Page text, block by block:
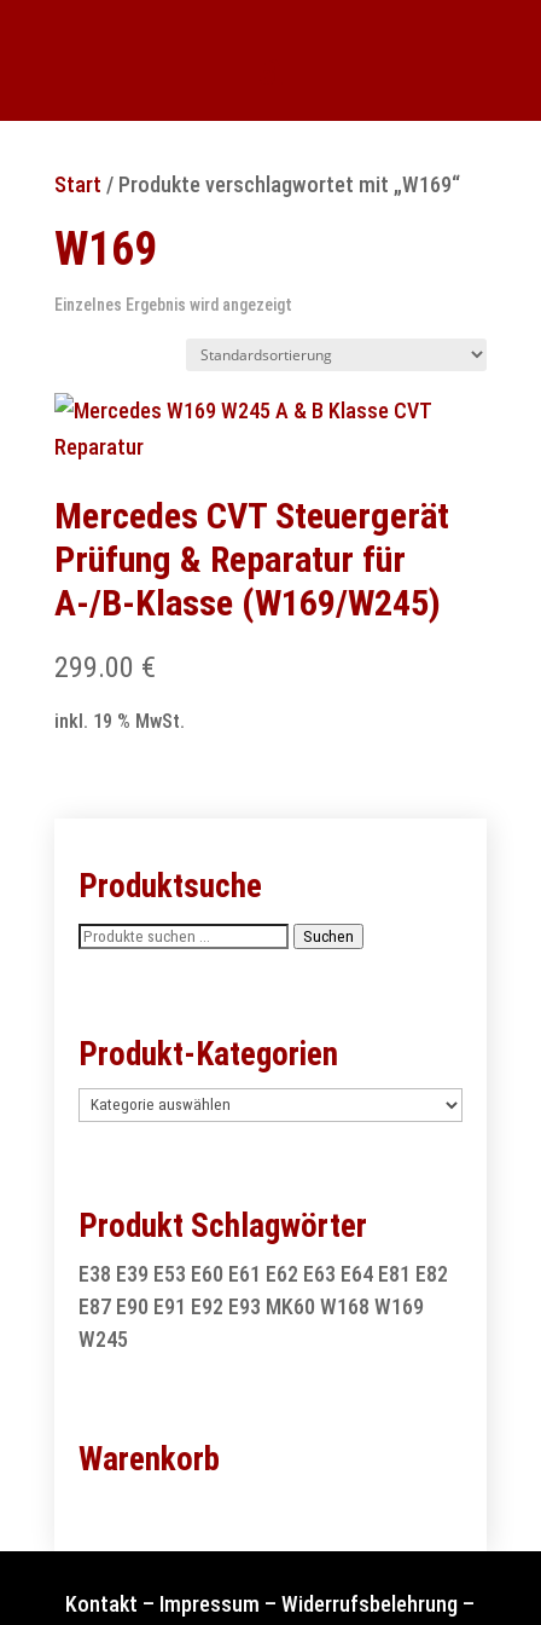
Start / Produkte verschlagwortet mit „W169“
W169
Einzelnes Ergebnis wird angezeigt
Mercedes CVT Steuergerät
Prüfung & Reparatur für
A-/B-Klasse (W169/W245)
299.00 €
inkl. 19 % MwSt.
Produktsuche
Suchen
Suchen
Produkt-Kategorien
Produkt Schlagwörter
E38 E39 E53 E60 E61 E62 E63 E64 E81 E82
E87 E90 E91 E92 E93 MK60 W168 W169
W245
Warenkorb
Kontakt – Impressum –Widerrufsbelehrung –